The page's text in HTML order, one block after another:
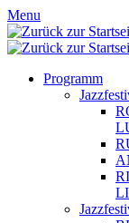
Menu
Programm